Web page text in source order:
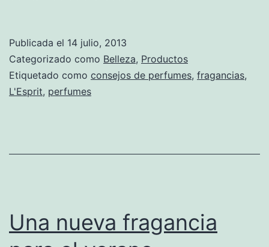
Publicada el 14 julio, 2013
Categorizado como Belleza, Productos
Etiquetado como consejos de perfumes, fragancias,
L'Esprit, perfumes
Una nueva fragancia